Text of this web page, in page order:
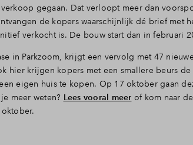
gegaan. Dat verloopt meer dan
de kopers waarschijnlijk dé brief met
verkocht is. De bouw start dan in februari
in Parkzoom, krijgt een vervolg met 47
hier krijgen kopers met een smallere beurs de
eigen huis te kopen. Op 17 oktober gaan
meer weten? Lees vooral meer of kom naar de